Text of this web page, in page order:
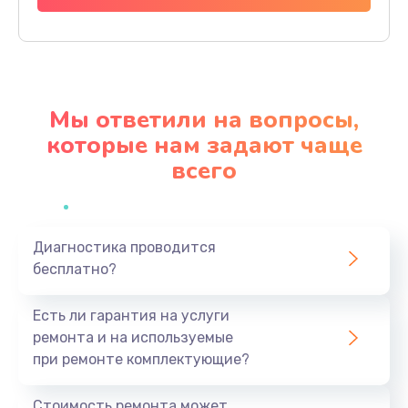
Заказать
Замена термопасты
Замена системы охлаждения
Заказать
1395 руб.
Мы ответили на вопросы,
которые нам задают чаще
всего
Диагностика проводится
бесплатно?
Есть ли гарантия на услуги
ремонта и на используемые
при ремонте комплектующие?